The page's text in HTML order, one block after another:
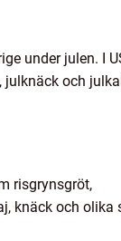
under julen. I
och
risgrynsgröt,
knäck och olika